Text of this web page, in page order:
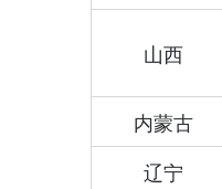
山西
内蒙古
辽宁